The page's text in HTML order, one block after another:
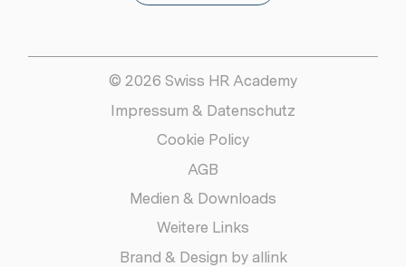
© 2026 Swiss HR Academy
Impressum & Datenschutz
Cookie Policy
AGB
Medien & Downloads
Weitere Links
Brand & Design by allink